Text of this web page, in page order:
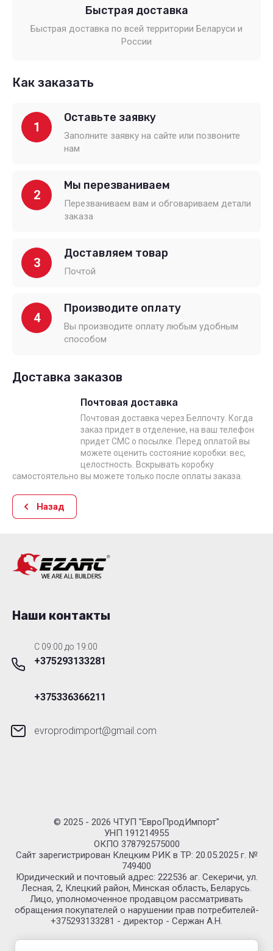
Быстрая доставка
Быстрая доставка по всей территории Беларуси и
России
Как заказать
1
Оставьте заявку
Заполните заявку на сайте или позвоните
нам
2
Мы перезваниваем
Перезваниваем вам и обговариваем детали
заказа
3
Доставляем товар
Почтой
4
Производите оплату
Вы производите оплату любым удобным
способом
Доставка заказов
Почтовая доставка
Почтовая доставка через Белпочту. Когда
заказ придет в отделение, на ваш телефон
придет СМС о посылке. Перед оплатой вы
можете оценить состояние коробки: вес,
целостность. Вскрывать коробку
самостоятельно вы можете только после оплаты заказа.
Назад
Наши контакты
C 09:00 до 19:00
+375293133281
+375336366211
evroprodimport@gmail.com
© 2025 - 2026 ЧТУП "ЕвроПродИмпорт"
УНП 191214955
ОКПО 378792575000
Сайт зарегистрирован Клецким РИК в ТР: 20.05.2025 г. №
749400
Юридический и почтовый адрес: 222536 аг. Секеричи, ул.
Лесная, 2, Клецкий район, Минская область, Беларусь.
Лицо, уполномоченное продавцом рассматривать
обращения покупателей о нарушении прав потребителей-
+375293133281 - директор - Сержан А.Н.